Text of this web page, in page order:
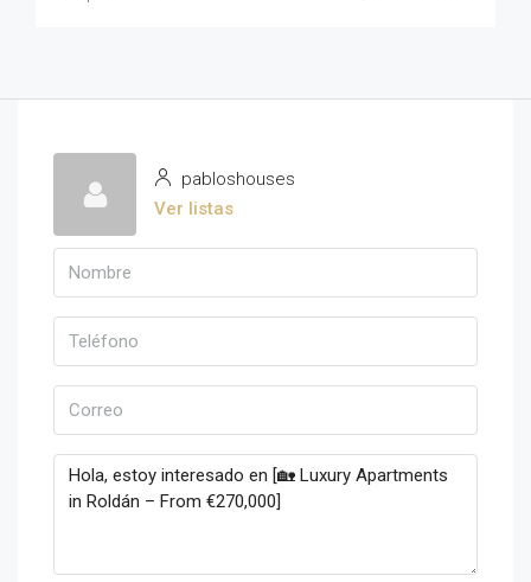
pabloshouses
Ver listas